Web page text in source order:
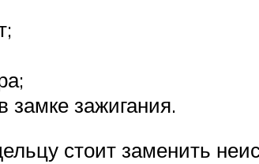
замке зажигания.
стоит заменить